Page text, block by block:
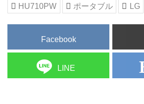
HU710PW
ポータブル LG
Facebook
LINE